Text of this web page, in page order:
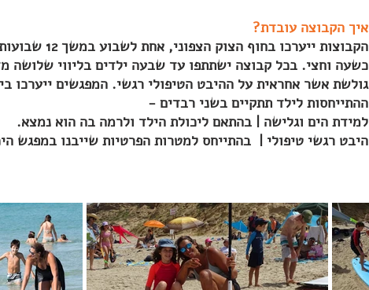
איך הקבוצה עובדת?
כשעה וחצי. בכל קבוצה ישתתפו עד שבעה ילדים בליווי שלושה
גולשת אשר אחראית על ההיבט הטיפולי רגשי. המפגשים ייערכו
ההתייחסות לילד תתקיים בשני רבדים -
למידת הים וגלישה | בהתאם ליכולת הילד ולרמה בה הוא נמצא.
היבט רגשי טיפולי | בהתייחס למטרות הפרטיות שייבנו במפגש